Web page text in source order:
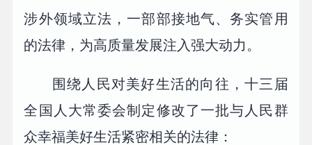
涉外领域立法，一部部接地气、务实管用
的法律，为高质量发展注入强大动力。
围绕人民对美好生活的向往，十三届
全国人大常委会制定修改了一批与人民群
众幸福美好生活紧密相关的法律：